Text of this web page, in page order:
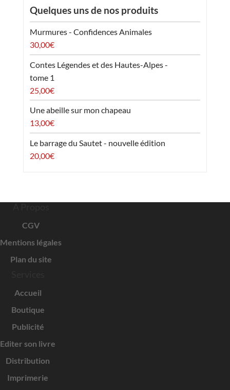
Quelques uns de nos produits
Murmures - Confidences Animales
30,00€
Contes Légendes et des Hautes-Alpes -
tome 1
25,00€
Une abeille sur mon chapeau
13,00€
Le barrage du Sautet - nouvelle édition
20,00€
CGV
Mentions légales
Plan du site
Accueil
Boutique
Publicité
Editer son livre
Distribution
Imprimerie